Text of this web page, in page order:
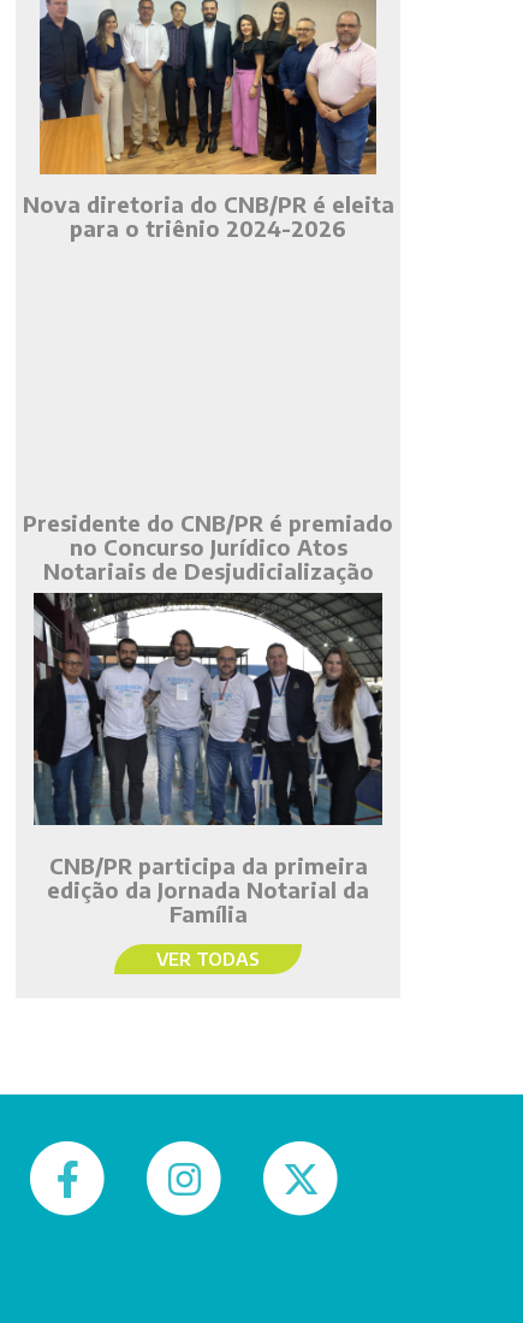
Nova diretoria do CNB/PR é eleita
para o triênio 2024-2026
Presidente do CNB/PR é premiado
no Concurso Jurídico Atos
Notariais de Desjudicialização
CNB/PR participa da primeira
edição da Jornada Notarial da
Família
VER TODAS